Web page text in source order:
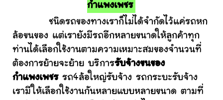
กำแพงเพชร
ชนิดรถของทางเราก็ไม่ได้จำกัดไว้แค่รถหก
ล้อขนของ แต่เรายังมีรถอีกหลายขนาดให้ลูกค้าทุก
ท่านได้เลือกใช้งานตามความเหมาะสมของจำนวนที่
ต้องการย้ายจะย้าย บริการรับจ้างขนของ
กำแพงเพชรรถ4ล้อใหญ่รับจ้าง รถกระบะรับจ้าง
เรามีให้เลือกใช้งานกันหลายแบบหลายขนาด ตามที่